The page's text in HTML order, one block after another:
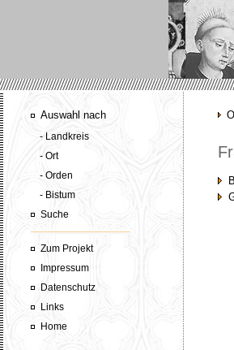
Auswahl nach
- Landkreis
- Ort
- Orden
- Bistum
Suche
Zum Projekt
Impressum
Datenschutz
Links
Home